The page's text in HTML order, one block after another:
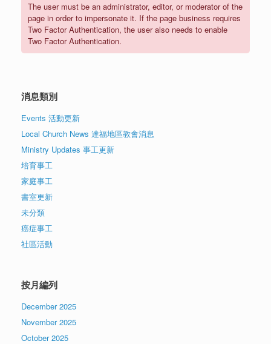
The user must be an administrator, editor, or moderator of the
page in order to impersonate it. If the page business requires
Two Factor Authentication, the user also needs to enable
Two Factor Authentication.
消息類別
Events 活動更新
Local Church News 達福地區教會消息
Ministry Updates 事工更新
培育事工
家庭事工
書室更新
未分類
癌症事工
社區活動
按月編列
December 2025
November 2025
October 2025